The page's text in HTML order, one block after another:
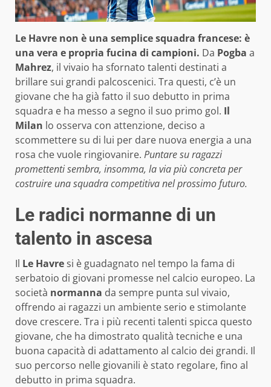
Le Havre non è una semplice squadra francese: è
una vera e propria fucina di campioni. Da Pogba a
Mahrez, il vivaio ha sfornato talenti destinati a
brillare sui grandi palcoscenici. Tra questi, c’è un
giovane che ha già fatto il suo debutto in prima
squadra e ha messo a segno il suo primo gol. Il
Milan lo osserva con attenzione, deciso a
scommettere su di lui per dare nuova energia a una
rosa che vuole ringiovanire. Puntare su ragazzi
promettenti sembra, insomma, la via più concreta per
costruire una squadra competitiva nel prossimo futuro.
Le radici normanne di un
talento in ascesa
Il Le Havresi è guadagnato nel tempo la fama di
serbatoio di giovani promesse nel calcio europeo. La
società normanna da sempre punta sul vivaio,
offrendo ai ragazzi un ambiente serio e stimolante
dove crescere. Tra i più recenti talenti spicca questo
giovane, che ha dimostrato qualità tecniche e una
buona capacità di adattamento al calcio dei grandi. Il
suo percorso nelle giovanili è stato regolare, fino al
debutto in prima squadra.